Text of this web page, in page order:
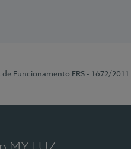
de Funcionamento ERS - 1672/2011